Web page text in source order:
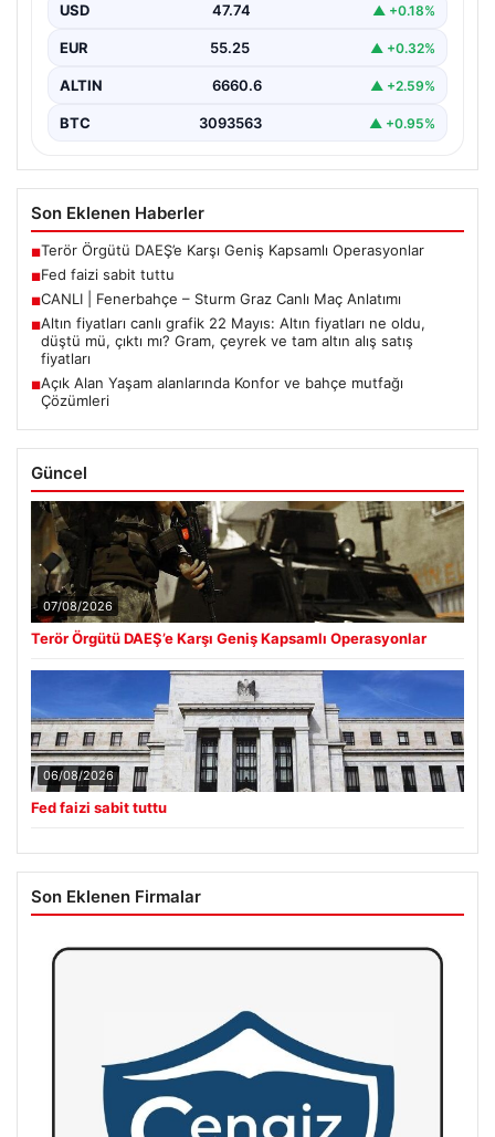
USD 47.74 ▲ +0.18%
EUR 55.25 ▲ +0.32%
ALTIN 6660.6 ▲ +2.59%
BTC 3093563 ▲ +0.95%
Son Eklenen Haberler
■Terör Örgütü DAEŞ’e Karşı Geniş Kapsamlı Operasyonlar
■Fed faizi sabit tuttu
■CANLI | Fenerbahçe – Sturm Graz Canlı Maç Anlatımı
■Altın fiyatları canlı grafik 22 Mayıs: Altın fiyatları ne oldu,
düştü mü, çıktı mı? Gram, çeyrek ve tam altın alış satış
fiyatları
■Açık Alan Yaşam alanlarında Konfor ve bahçe mutfağı
Çözümleri
Güncel
07/08/2026
Terör Örgütü DAEŞ’e Karşı Geniş Kapsamlı Operasyonlar
06/08/2026
Fed faizi sabit tuttu
Son Eklenen Firmalar